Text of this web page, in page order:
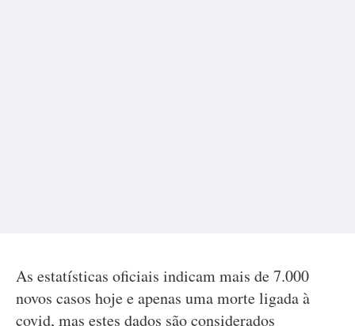
As estatísticas oficiais indicam mais de 7.000
novos casos hoje e apenas uma morte ligada à
covid, mas estes dados são considerados